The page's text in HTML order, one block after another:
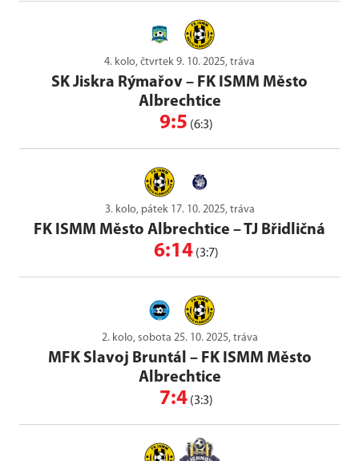
4. kolo, čtvrtek 9. 10. 2025, tráva
SK Jiskra Rýmařov – FK ISMM Město
Albrechtice
9:5 (6:3)
3. kolo, pátek 17. 10. 2025, tráva
FK ISMM Město Albrechtice –TJ Břidličná
6:14 (3:7)
2. kolo, sobota 25. 10. 2025, tráva
MFK Slavoj Bruntál – FK ISMM Město
Albrechtice
7:4 (3:3)